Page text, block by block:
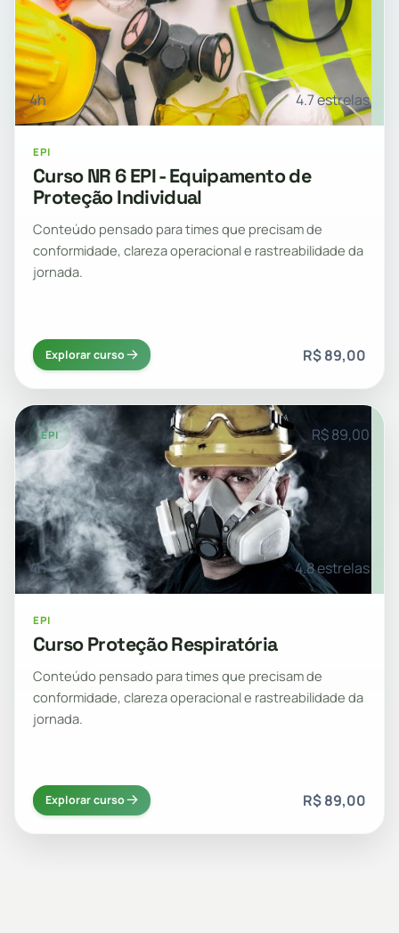
4h 4.7 estrelas
EPI
Curso NR 6 EPI - Equipamento de
Proteção Individual
Conteúdo pensado para times que precisam de
conformidade, clareza operacional e rastreabilidade da
jornada.
Explorar curso R$ 89,00
EPI R$ 89,00
4h 4.8 estrelas
EPI
Curso Proteção Respiratória
Conteúdo pensado para times que precisam de
conformidade, clareza operacional e rastreabilidade da
jornada.
Explorar curso R$ 89,00